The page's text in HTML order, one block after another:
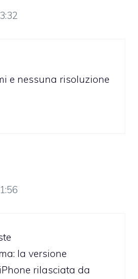
e nessuna risoluzione
la versione
rilasciata da